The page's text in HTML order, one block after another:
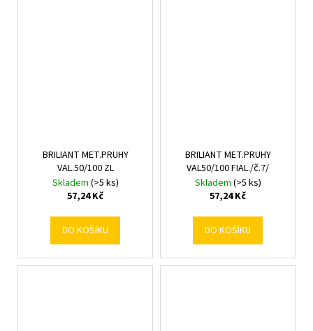
BRILIANT MET.PRUHY
VAL.50/100 ZL
Skladem (>5 ks)
57,24 Kč
DO KOŠÍKU
BRILIANT MET.PRUHY
VAL50/100 FIAL./č.7/
Skladem (>5 ks)
57,24 Kč
DO KOŠÍKU